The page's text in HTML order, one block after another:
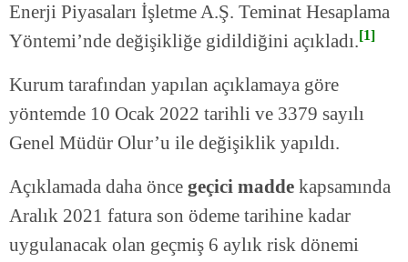
Enerji Piyasaları İşletme A.Ş. Teminat Hesaplama
Yöntemi’nde değişikliğe gidildiğini açıkladı.[1]
Kurum tarafından yapılan açıklamaya göre
yöntemde 10 Ocak 2022 tarihli ve 3379 sayılı
Genel Müdür Olur’u ile değişiklik yapıldı.
Açıklamada daha önce geçici madde kapsamında
Aralık 2021 fatura son ödeme tarihine kadar
uygulanacak olan geçmiş 6 aylık risk dönemi